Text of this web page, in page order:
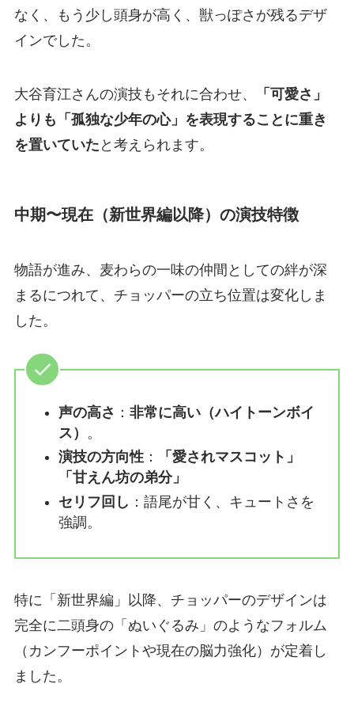
なく、もう少し頭身が高く、獣っぽさが残るデザ
インでした。
大谷育江さんの演技もそれに合わせ、
「可愛さ」
よりも「孤独な少年の心」を表現することに重き
を置いていた と考えられます。
中期〜現在（新世界編以降）の演技特徴
物語が進み、麦わらの一味の仲間としての絆が深
まるにつれて、チョッパーの立ち位置は変化しま
した。
声の高さ ： 非常に高い（ハイトーンボイ
ス）
。
演技の方向性：
「愛されマスコット」
「甘えん坊の弟分」
セリフ回し ：語尾が甘く、キュートさを
強調。
特に「新世界編」以降、チョッパーのデザインは
完全に二頭身の「ぬいぐるみ」のようなフォルム
（カンフーポイントや現在の脳力強化）が定着し
ました。